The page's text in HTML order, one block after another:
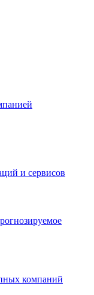
и сервисов
компаний